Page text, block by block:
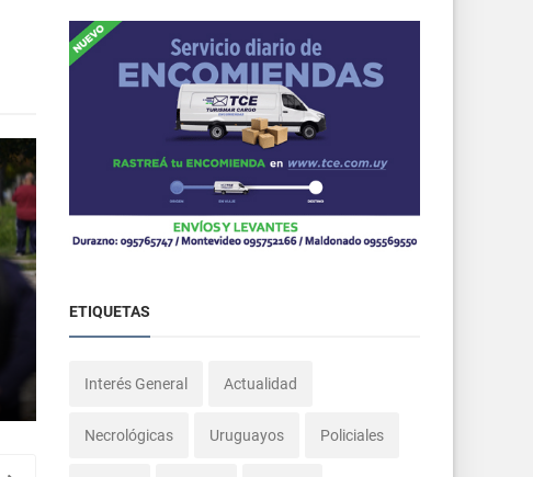
ETIQUETAS
Interés General Actualidad
Necrológicas Uruguayos Policiales